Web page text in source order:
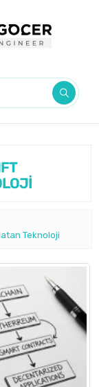
Teknoloji